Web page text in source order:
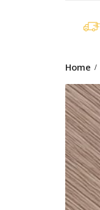
Home